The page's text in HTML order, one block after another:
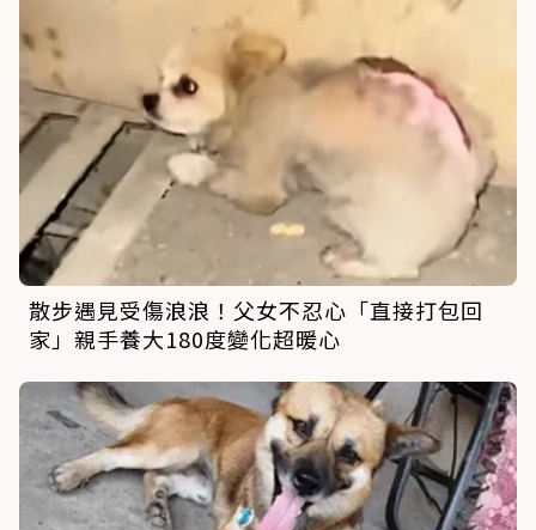
散步遇見受傷浪浪！父女不忍心「直接打包回
家」親手養大180度變化超暖心